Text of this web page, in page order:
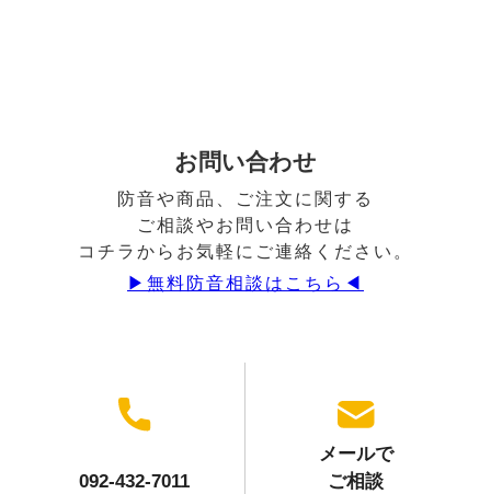
お問い合わせ
防音や商品、ご注文に関する
ご相談やお問い合わせは
コチラからお気軽にご連絡ください。
▶︎無料防音相談はこちら◀︎
092-432-7011
メールで
ご相談